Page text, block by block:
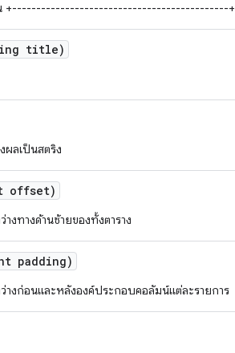
น +---------------------------------------------+
title)
ผลเป็นสตริง
offset)
งทางด้านซ้ายของทั้งตาราง
padding)
งก่อนและหลังองค์ประกอบคอลัมน์แต่ละรายการ